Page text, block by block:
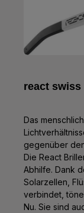
react swiss
Das
gegenüber
Die React
Abhilfe. Dank
Solarzellen,
verbindet,
Nu. Sie sind